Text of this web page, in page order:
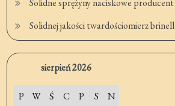
Solidne sprężyny naciskowe producent
Solidnej jakości twardościomierz brinell
sierpień 2026
P W Ś C P S
N